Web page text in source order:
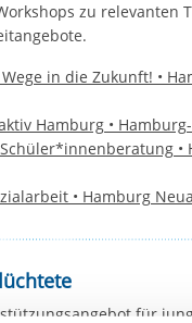
zu relevanten
Wege in die Zukunft! •
Hamburg •
•
• Hamburg
für